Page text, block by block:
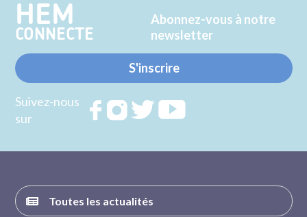
HEM
CONNECTE
Abonnez-vous à notre
newsletter
S'inscrire
Suivez-nous
sur
RejoignezRejoignezRejoignez
Toutes les actualités